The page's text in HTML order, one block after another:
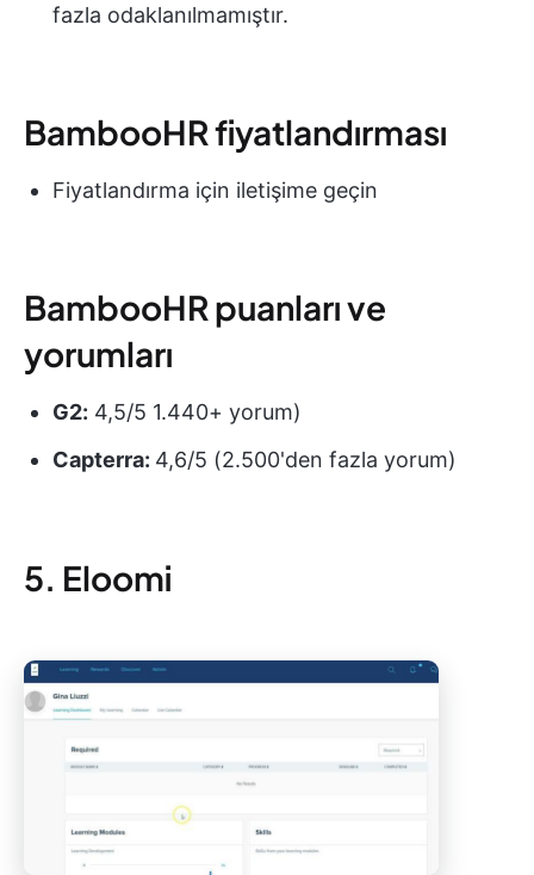
fazla odaklanılmamıştır.
BambooHR fiyatlandırması
Fiyatlandırma için iletişime geçin
BambooHR puanları ve
yorumları
G2: 4,5/5 1.440+ yorum)
Capterra: 4,6/5 (2.500'den fazla yorum)
5. Eloomi